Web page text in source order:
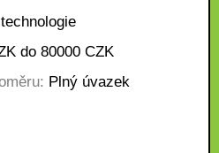
do 80000 CZK
Plný úvazek